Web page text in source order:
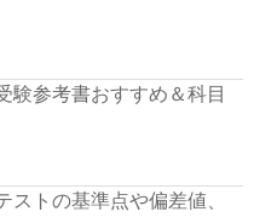
験参考書おすすめ＆科目
ストの基準点や偏差値、